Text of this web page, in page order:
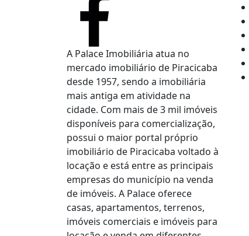
A Palace Imobiliária atua no
mercado imobiliário de Piracicaba
desde 1957, sendo a imobiliária
mais antiga em atividade na
cidade. Com mais de 3 mil imóveis
disponíveis para comercialização,
possui o maior portal próprio
imobiliário de Piracicaba voltado à
locação e está entre as principais
empresas do município na venda
de imóveis. A Palace oferece
casas, apartamentos, terrenos,
imóveis comerciais e imóveis para